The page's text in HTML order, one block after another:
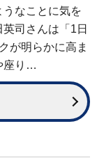
なことに気を
司さんは「1日
が明らかに高ま
座り…